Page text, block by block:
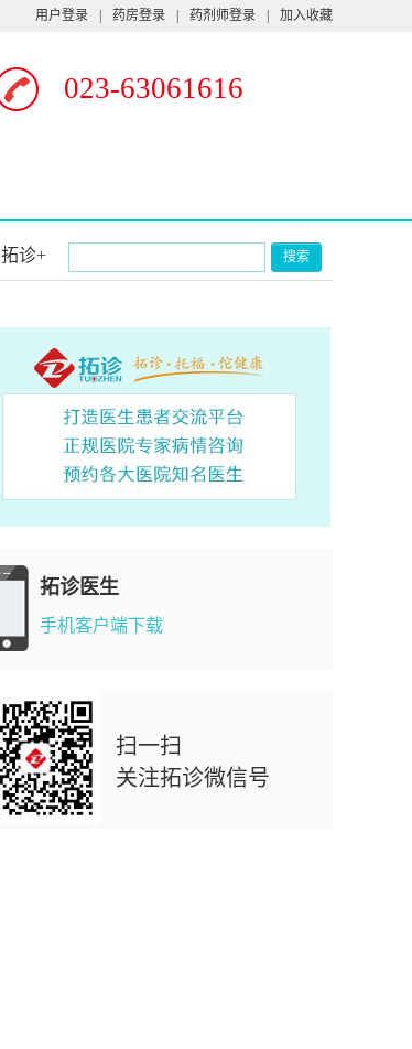
用户登录 药房登录 药剂师登录 加入收藏
023-63061616
拓诊+ 搜索
拓诊医生
手机客户端下载
扫一扫
关注拓诊微信号